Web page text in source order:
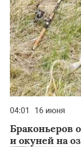
04:01 16 июня
Браконьеров
и окуней на